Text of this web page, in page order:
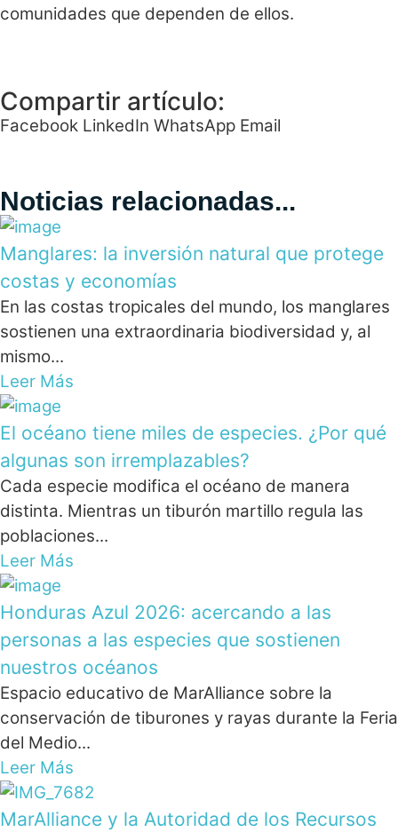
comunidades que dependen de ellos.
Compartir artículo:
Facebook LinkedIn WhatsApp Email
Noticias relacionadas...
Manglares: la inversión natural que protege
costas y economías
En las costas tropicales del mundo, los manglares
sostienen una extraordinaria biodiversidad y, al
mismo...
Leer Más
El océano tiene miles de especies. ¿Por qué
algunas son irremplazables?
Cada especie modifica el océano de manera
distinta. Mientras un tiburón martillo regula las
poblaciones...
Leer Más
Honduras Azul 2026: acercando a las
personas a las especies que sostienen
nuestros océanos
Espacio educativo de MarAlliance sobre la
conservación de tiburones y rayas durante la Feria
del Medio...
Leer Más
MarAlliance y la Autoridad de los Recursos